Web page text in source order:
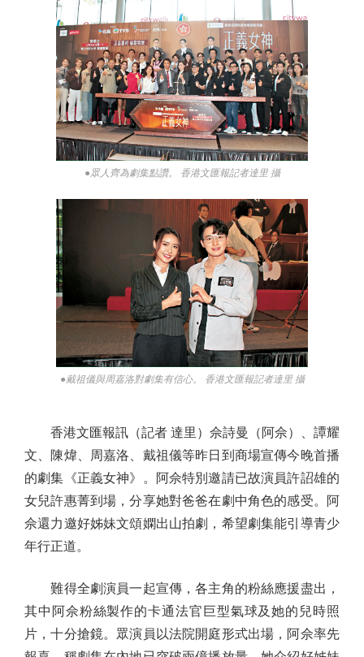
●眾人齊為劇集點讚。 香港文匯報記者達里 攝
●戴祖儀與周嘉洛對劇集有信心。 香港文匯報記者達里 攝
香港文匯報訊（記者 達里）佘詩曼（阿佘）、譚耀
文、陳煒、周嘉洛、戴祖儀等昨日到商場宣傳今晚首播
的劇集《正義女神》。阿佘特別邀請已故演員許詔雄的
女兒許惠菁到場，分享她對爸爸在劇中角色的感受。阿
佘還力邀好姊妹文頌嫻出山拍劇，希望劇集能引導青少
年行正道。
難得全劇演員一起宣傳，各主角的粉絲應援盡出，
其中阿佘粉絲製作的卡通法官巨型氣球及她的兒時照
片，十分搶鏡。眾演員以法院開庭形式出場，阿佘率先